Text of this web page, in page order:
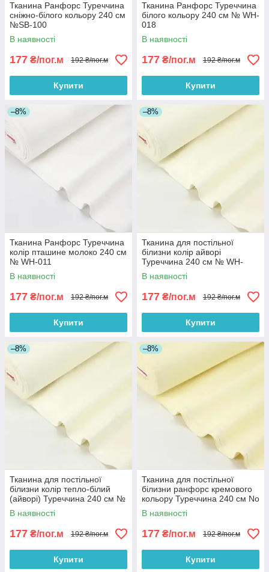
Тканина Ранфорс Туреччина
сніжно-білого кольору 240 см
№SB-100
В наявності
177 ₴/пог.м 192 ₴/пог.м
Купити
Тканина Ранфорс Туреччина
білого кольору 240 см № WH-
018
В наявності
177 ₴/пог.м 192 ₴/пог.м
Купити
–8%
Тканина Ранфорс Туреччина
колір пташине молоко 240 см
№ WH-011
В наявності
177 ₴/пог.м 192 ₴/пог.м
Купити
–8%
Тканина для постільної
білизни колір айворі
Туреччина 240 см № WH-
0033-02
В наявності
177 ₴/пог.м 192 ₴/пог.м
Купити
–8%
Тканина для постільної
білизни колір тепло-білий
(айворі) Туреччина 240 см №
WH-0074-102
В наявності
177 ₴/пог.м 192 ₴/пог.м
Купити
–8%
Тканина для постільної
білизни ранфорс кремового
кольору Туреччина 240 см No
WH-2130-4
В наявності
177 ₴/пог.м 192 ₴/пог.м
Купити